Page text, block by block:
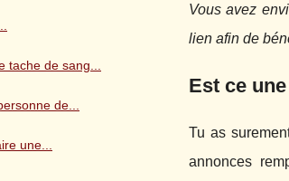
Vous avez
lien afin de
Est ce
Tu as
annonces
tache de sang...
de...
une...